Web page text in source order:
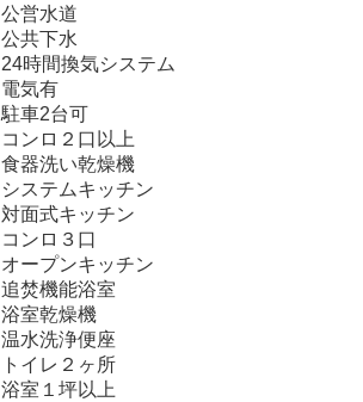
公営水道
公共下水
24時間換気システム
電気有
駐車2台可
コンロ２口以上
食器洗い乾燥機
システムキッチン
対面式キッチン
コンロ３口
オープンキッチン
追焚機能浴室
浴室乾燥機
温水洗浄便座
トイレ２ヶ所
浴室１坪以上